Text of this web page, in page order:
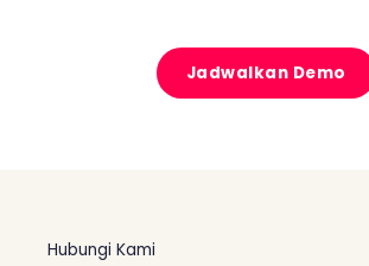
Jadwalkan Demo
Hubungi Kami